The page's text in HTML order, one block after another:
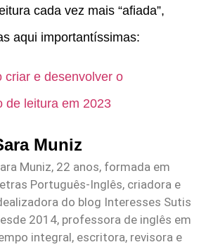
cada vez mais “afiada”,
aqui importantíssimas:
criar e desenvolver o
de leitura em 2023
Muniz
Muniz, 22 anos, formada em
Português-Inglês, criadora e
do blog Interesses Sutis
2014, professora de inglês em
integral, escritora, revisora e